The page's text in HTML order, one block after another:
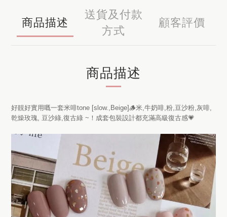
商品描述
送貨及付款
方式
顧客評價
商品描述
好靚好實用嘅一套米啡tone [slow.,Beige]🪵米,牛奶啡,粉,豆沙粉,灰啡,
乾燥玫瑰, 豆沙綠,復古綠 ~！成套包裝設計都充滿高級復古感💗